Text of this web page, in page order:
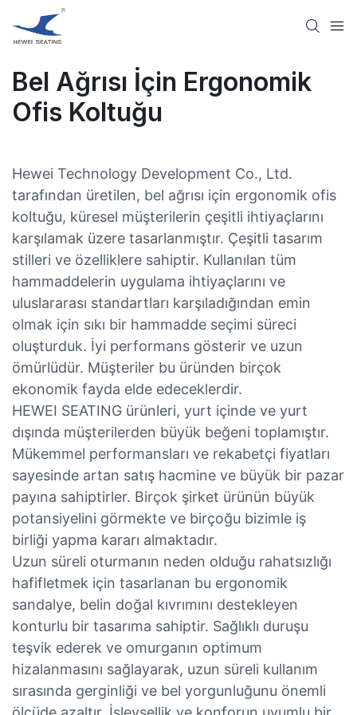
Bel Ağrısı İçin Ergonomik
Ofis Koltuğu
Hewei Technology Development Co., Ltd.
tarafından üretilen, bel ağrısı için ergonomik ofis
koltuğu, küresel müşterilerin çeşitli ihtiyaçlarını
karşılamak üzere tasarlanmıştır. Çeşitli tasarım
stilleri ve özelliklere sahiptir. Kullanılan tüm
hammaddelerin uygulama ihtiyaçlarını ve
uluslararası standartları karşıladığından emin
olmak için sıkı bir hammadde seçimi süreci
oluşturduk. İyi performans gösterir ve uzun
ömürlüdür. Müşteriler bu üründen birçok
ekonomik fayda elde edeceklerdir.
HEWEI SEATING ürünleri, yurt içinde ve yurt
dışında müşterilerden büyük beğeni toplamıştır.
Mükemmel performansları ve rekabetçi fiyatları
sayesinde artan satış hacmine ve büyük bir pazar
payına sahiptirler. Birçok şirket ürünün büyük
potansiyelini görmekte ve birçoğu bizimle iş
birliği yapma kararı almaktadır.
Uzun süreli oturmanın neden olduğu rahatsızlığı
hafifletmek için tasarlanan bu ergonomik
sandalye, belin doğal kıvrımını destekleyen
konturlu bir tasarıma sahiptir. Sağlıklı duruşu
teşvik ederek ve omurganın optimum
hizalanmasını sağlayarak, uzun süreli kullanım
sırasında gerginliği ve bel yorgunluğunu önemli